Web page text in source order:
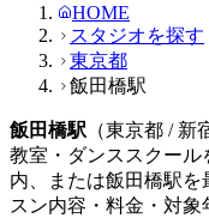
HOME
スタジオを探す
東京都
飯田橋駅
飯田橋駅 （東京都 / 新
教室・ダンススクール
内、または飯田橋駅を
スン内容・料金・対